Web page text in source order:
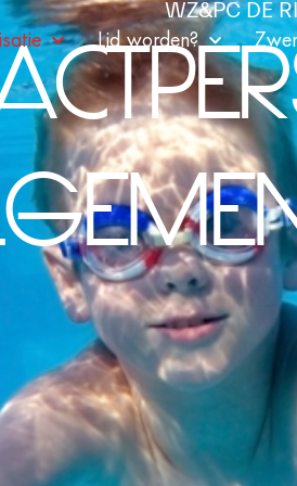
Lid worden?
WZ&PC DE